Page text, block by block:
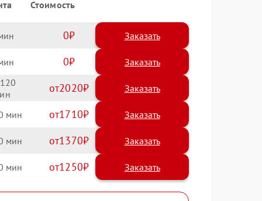
Стоимость
0 Заказать
0
Заказать
120
2020
1710
1370
1250